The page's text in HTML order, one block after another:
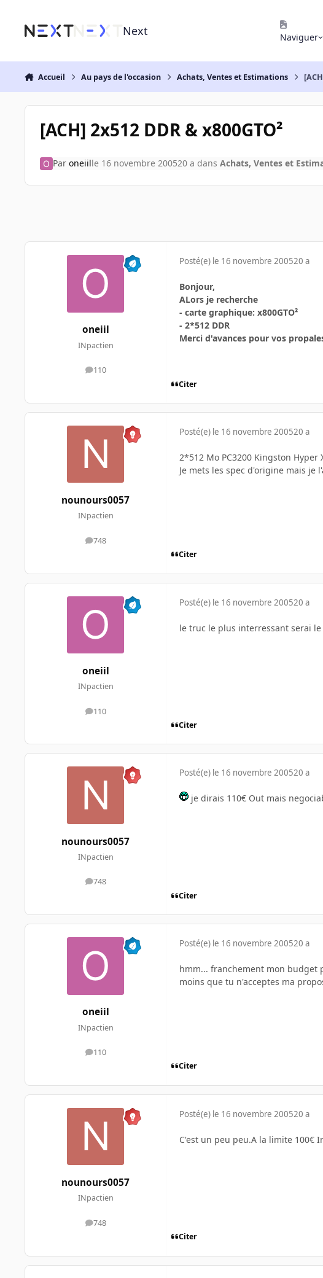
Next Naviguer
Accueil Au pays de l'occasion Achats, Ventes et Estimations
[ACH] 2x512 DDR & x800GTO²
Par oneiille 16 novembre 200520 a dans Achats, Ventes et
oneiil
INpactien
110
messages
Posté(e) le 16 novembre 200520 a
Bonjour,
ALors je recherche
- carte graphique: x800GTO²
- 2*512 DDR
Merci d'avances pour vos
Citer
nounours0057
INpactien
748
messages
Posté(e) le 16 novembre 200520 a
2*512 Mo PC3200 Kingston Hyper
Je mets les spec d'origine mais je
Citer
oneiil
INpactien
110
messages
Posté(e) le 16 novembre 200520 a
le truc le plus interressant serai
Citer
nounours0057
INpactien
748
messages
Posté(e) le 16 novembre 200520 a
je dirais 110€ Out mais
Citer
oneiil
INpactien
110
messages
Posté(e) le 16 novembre 200520 a
hmm... franchement mon budget
moins que tu n'acceptes ma
Citer
nounours0057
INpactien
748
messages
Posté(e) le 16 novembre 200520 a
C'est un peu peu.A la limite 100€
Citer